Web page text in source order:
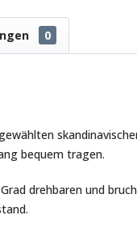
0
bequem tragen.
drehbaren und